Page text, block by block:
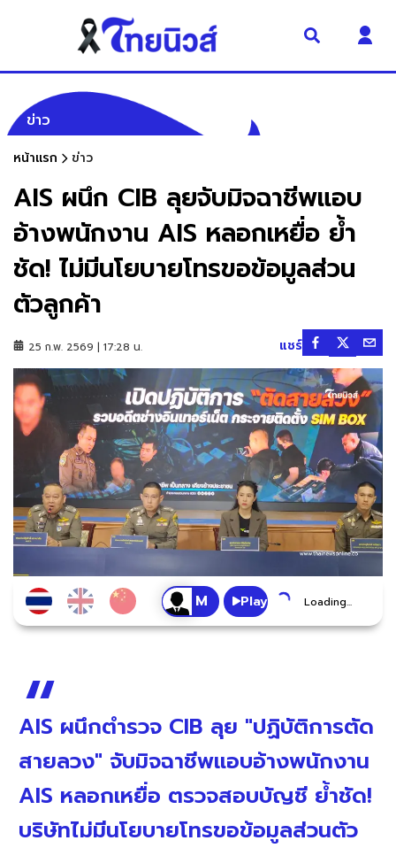
ข่าว
หน้าแรก ข่าว
AIS ผนึก CIB ลุยจับมิจฉาชีพแอบ
อ้างพนักงาน AIS หลอกเหยื่อ ย้ำ
ชัด! ไม่มีนโยบายโทรขอข้อมูลส่วน
ตัวลูกค้า
25 ก.พ. 2569 | 17:28 น. แชร์
Play Loading...
AIS ผนึกตำรวจ CIB ลุย "ปฏิบัติการตัด
สายลวง" จับมิจฉาชีพแอบอ้างพนักงาน
AIS หลอกเหยื่อ ตรวจสอบบัญชี ย้ำชัด!
บริษัทไม่มีนโยบายโทรขอข้อมูลส่วนตัว